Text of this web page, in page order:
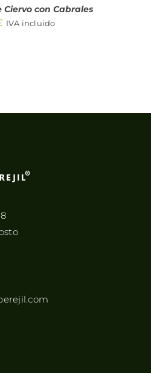
Ciervo con Cabrales
IVA incluido